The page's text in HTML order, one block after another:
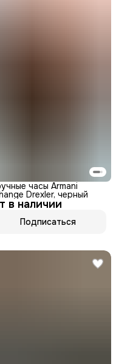
в наличии
часы Armani
Drexler, черный
Подписаться